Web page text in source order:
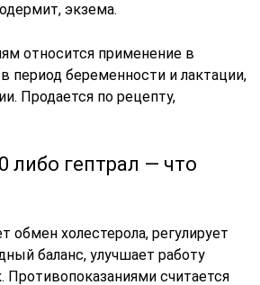
экзема.
относится применение в
период беременности и лактации,
Продается по рецепту,
либо гептрал — что
обмен холестерола, регулирует
баланс, улучшает работу
Противопоказаниями считается